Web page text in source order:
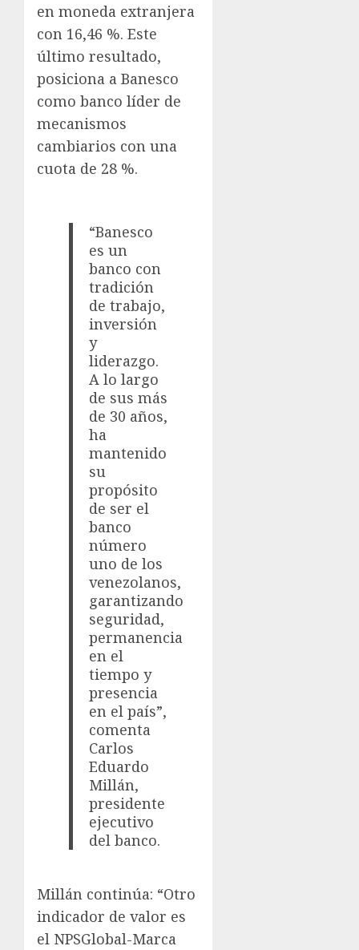
en moneda extranjera
con 16,46 %. Este
último resultado,
posiciona a Banesco
como banco líder de
mecanismos
cambiarios con una
cuota de 28 %.
“Banesco
es un
banco con
tradición
de trabajo,
inversión
y
liderazgo.
A lo largo
de sus más
de 30 años,
ha
mantenido
su
propósito
de ser el
banco
número
uno de los
venezolanos,
garantizando
seguridad,
permanencia
en el
tiempo y
presencia
en el país”,
comenta
Carlos
Eduardo
Millán,
presidente
ejecutivo
del banco.
Millán continúa: “Otro
indicador de valor es
el NPSGlobal-Marca